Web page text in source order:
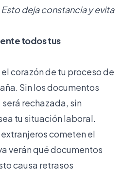
deja constancia y evita
todos tus
corazón de tu proceso de
Sin los documentos
rechazada, sin
tu situación laboral.
cometen el
verán qué documentos
causa retrasos